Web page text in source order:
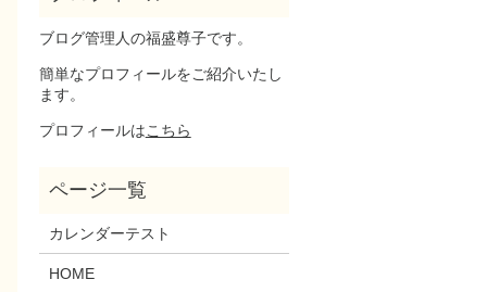
ブログ管理人の福盛尊子です。
簡単なプロフィールをご紹介いたし
ます。
プロフィールはこちら
カレンダーテスト
HOME